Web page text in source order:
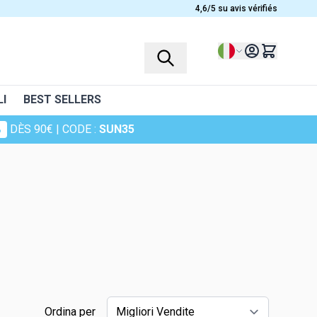
4,6/5 su avis vérifiés
Lingua
Harpagophytum
BEST SELLERS
DÈS 90€ | CODE : SUN35
Ordina per